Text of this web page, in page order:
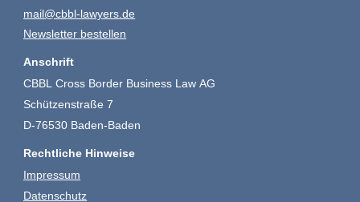
mail@cbbl-lawyers.de
Newsletter bestellen
Anschrift
CBBL Cross Border Business Law AG
Schützenstraße 7
D-76530 Baden-Baden
Rechtliche Hinweise
Impressum
Datenschutz